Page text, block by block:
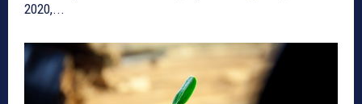
2020,...